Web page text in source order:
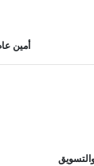
أمين عام
والتسويق